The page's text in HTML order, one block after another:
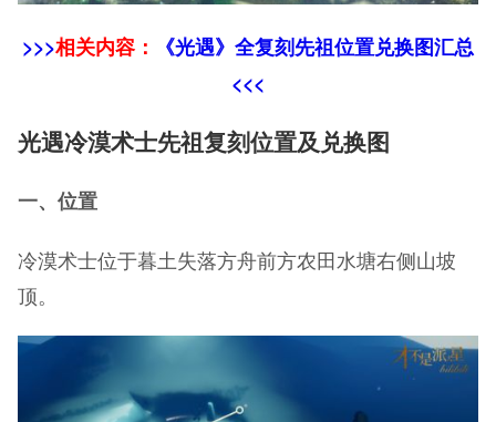
>>>相关内容：
《光遇》全复刻先祖位置兑换图汇总
<<<
光遇冷漠术士先祖复刻位置及兑换图
一、位置
冷漠术士位于暮土失落方舟前方农田水塘右侧山坡
顶。